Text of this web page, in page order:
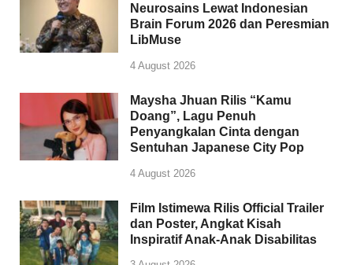
Neurosains Lewat Indonesian
Brain Forum 2026 dan Peresmian
LibMuse
4 August 2026
Maysha Jhuan Rilis “Kamu
Doang”, Lagu Penuh
Penyangkalan Cinta dengan
Sentuhan Japanese City Pop
4 August 2026
Film Istimewa Rilis Official Trailer
dan Poster, Angkat Kisah
Inspiratif Anak-Anak Disabilitas